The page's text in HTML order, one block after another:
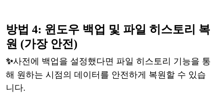
방법 4: 윈도우 백업 및 파일 히스토리 복
원 (가장 안전)
✨사전에 백업을 설정했다면 파일 히스토리 기능을 통
해 원하는 시점의 데이터를 안전하게 복원할 수 있습
니다.